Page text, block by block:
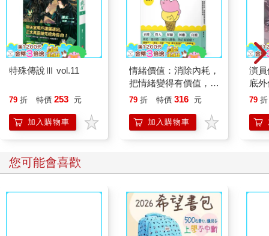
特殊傳說Ⅲ vol.11
79 折 特價 253 元
加入購物車
情緒價值：消除內耗，
把情緒變得有價值，跟
誰都能自在相處
79 折 特價 316 元
加入購物車
演
底
79 折
您可能會喜歡